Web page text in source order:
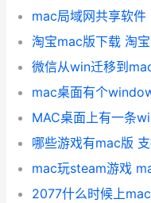
mac局域网共享软
淘宝mac版下载 淘
微信从win迁移到
mac桌面有个
MAC桌面上有一条
哪些游戏有mac版
mac玩steam游戏
2077什么时候上